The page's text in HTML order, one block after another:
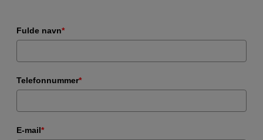
Fulde navn*
Telefonnummer*
E-mail*